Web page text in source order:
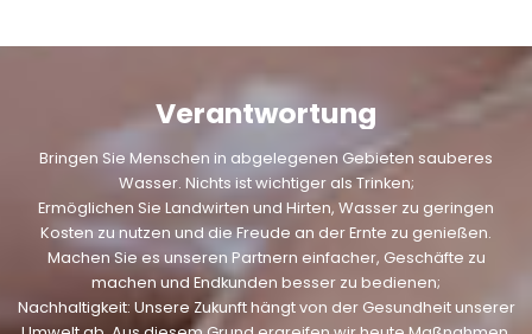
Verantwortung
Bringen Sie Menschen in abgelegenen Gebieten sauberes
Wasser. Nichts ist wichtiger als Trinken;
Ermöglichen Sie Landwirten und Hirten, Wasser zu geringen
Kosten zu nutzen und die Freude an der Ernte zu genießen.
Machen Sie es unseren Partnern einfacher, Geschäfte zu
machen und Endkunden besser zu bedienen;
Nachhaltigkeit: Unsere Zukunft hängt von der Gesundheit unserer